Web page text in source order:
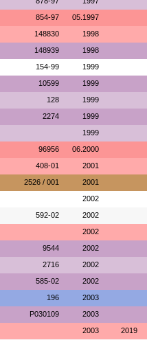
854-97 05.1997
148830 1998
148939 1998
154-99 1999
10599 1999
128 1999
2274 1999
1999
96956 06.2000
408-01 2001
2526 / 001 2001
2002
592-02 2002
2002
9544 2002
2716 2002
585-02 2002
196 2003
P030109 2003
2003 2019